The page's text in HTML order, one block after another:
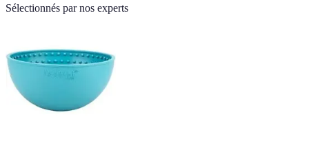
Sélectionnés par nos experts